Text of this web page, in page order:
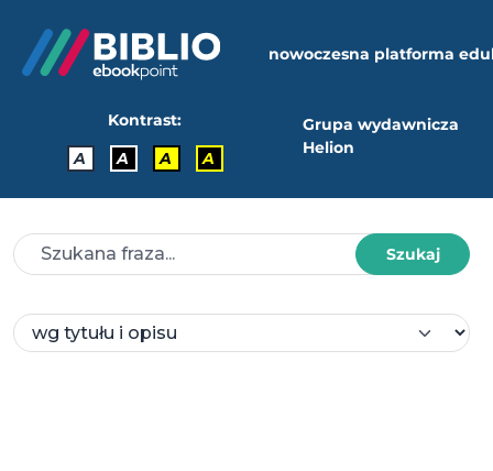
nowoczesna platforma
Kontrast:
A
A A A
Grupa wydawnicza
Helion
Szukaj